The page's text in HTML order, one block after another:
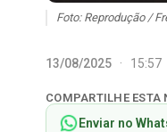
Foto: Reprodução /
13/08/2025 · 15:57
COMPARTILHE ESTA
Enviar no